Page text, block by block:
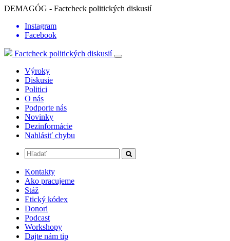
DEMAGÓG - Factcheck politických diskusií
Instagram
Facebook
Factcheck politických diskusií
Výroky
Diskusie
Politici
O nás
Podporte nás
Novinky
Dezinformácie
Nahlásiť chybu
Kontakty
Ako pracujeme
Stáž
Etický kódex
Donori
Podcast
Workshopy
Dajte nám tip